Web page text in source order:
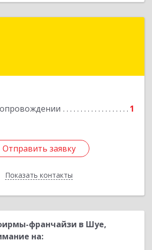
1
Отправить заявку
Показать контакты
Отправить заявку
Назад
франчайзи в Шуе,
на: